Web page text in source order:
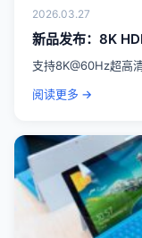
2026.03.27
新品发布：8K
支持8K@60Hz超高
阅读更多 →